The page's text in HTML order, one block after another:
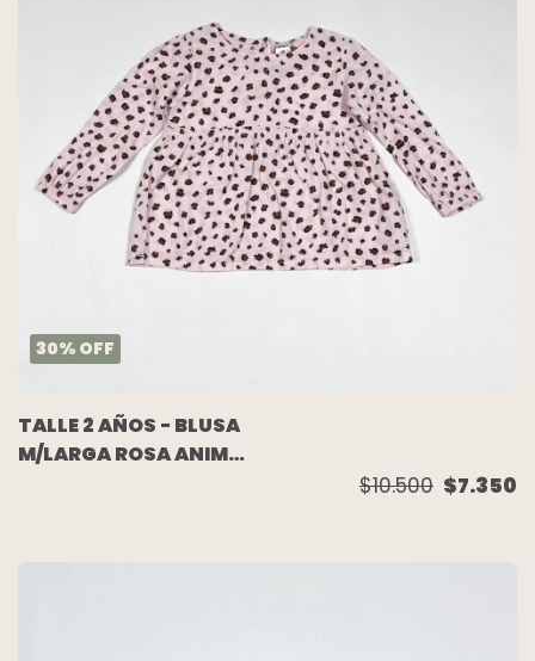
30% OFF
TALLE 2 AÑOS - BLUSA
M/LARGA ROSA ANIMAL
$10.500 $7.350